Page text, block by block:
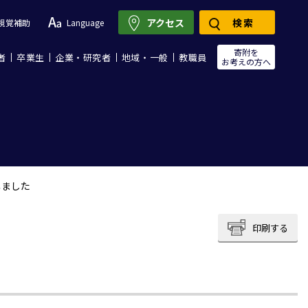
覚補助 Language
卒業生 企業・研究者 地域・一般 教職員
寄附を
お考えの方へ
アクセス 検索
した
印刷する